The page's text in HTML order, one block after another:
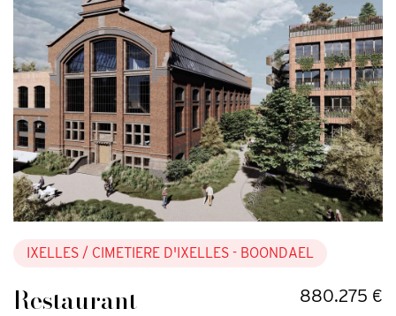
IXELLES / CIMETIERE D'IXELLES - BOONDAEL
Restaurant 880.275 €